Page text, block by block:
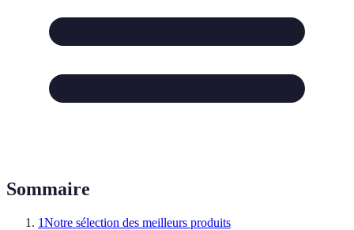
Sommaire
1Notre sélection des meilleurs produits